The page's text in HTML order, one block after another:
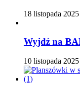
18 listopada 2025
Wyjdź na
10 listopada 2025